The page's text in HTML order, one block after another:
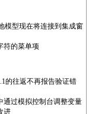
模型现在将连接到集成窗
符的菜单项
的往返不再报告验证错
通过模拟控制台调整变量
进